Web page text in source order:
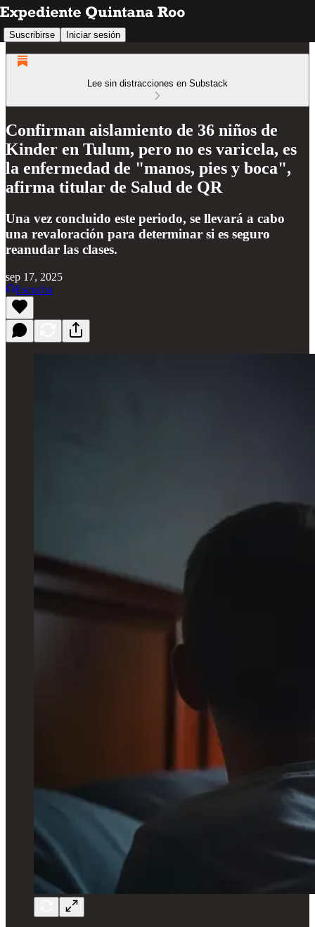
Suscribirse Iniciar sesión
Lee sin distracciones en Substack
Confirman aislamiento de 36 niños de
Kinder en Tulum, pero no es varicela, es
la enfermedad de "manos, pies y boca",
afirma titular de Salud de QR
Una vez concluido este periodo, se llevará a cabo
una revaloración para determinar si es seguro
reanudar las clases.
sep 17, 2025
Escucha